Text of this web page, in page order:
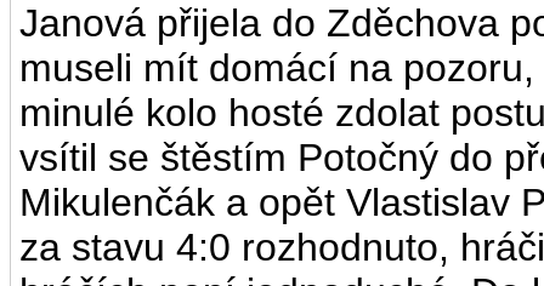
Janová přijela do Zděchova
museli mít domácí na
minulé kolo hosté zdolat
vsítil se štěstím Potočný do
Mikulenčák a opět Vlastislav
za stavu 4:0 rozhodnuto,